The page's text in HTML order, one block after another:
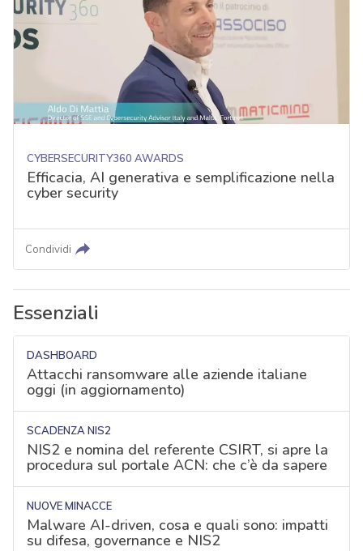
CYBERSECURITY360 AWARDS
Efficacia, AI generativa e semplificazione nella
cyber security
Condividi
Essenziali
DASHBOARD
Attacchi ransomware alle aziende italiane
oggi (in aggiornamento)
SCADENZA NIS2
NIS2 e nomina del referente CSIRT, si apre la
procedura sul portale ACN: che c’è da sapere
NUOVE MINACCE
Malware AI-driven, cosa e quali sono: impatti
su difesa, governance e NIS2